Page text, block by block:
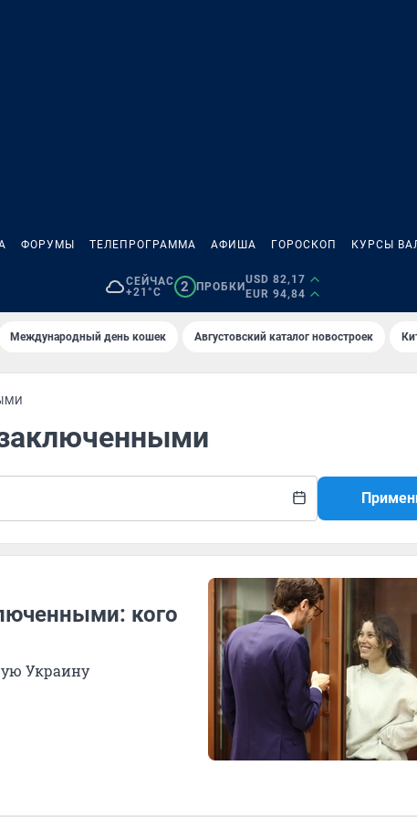
ФОРУМЫ ТЕЛЕПРОГРАММА АФИША ГОРОСКОП КУРСЫ
СЕЙЧАС
+21°C
2 ПРОБКИ
USD 82,17
EUR 94,84
Международный день кошек Августовский каталог новостроек
кого
Украину